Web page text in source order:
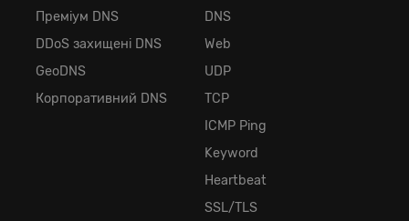
Преміум DNS
DDoS захищені DNS
GeoDNS
Корпоративний DNS
DNS
Web
UDP
TCP
ICMP Ping
Keyword
Heartbeat
SSL/TLS